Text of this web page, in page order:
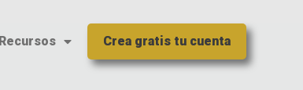
Recursos Crea gratis tu cuenta